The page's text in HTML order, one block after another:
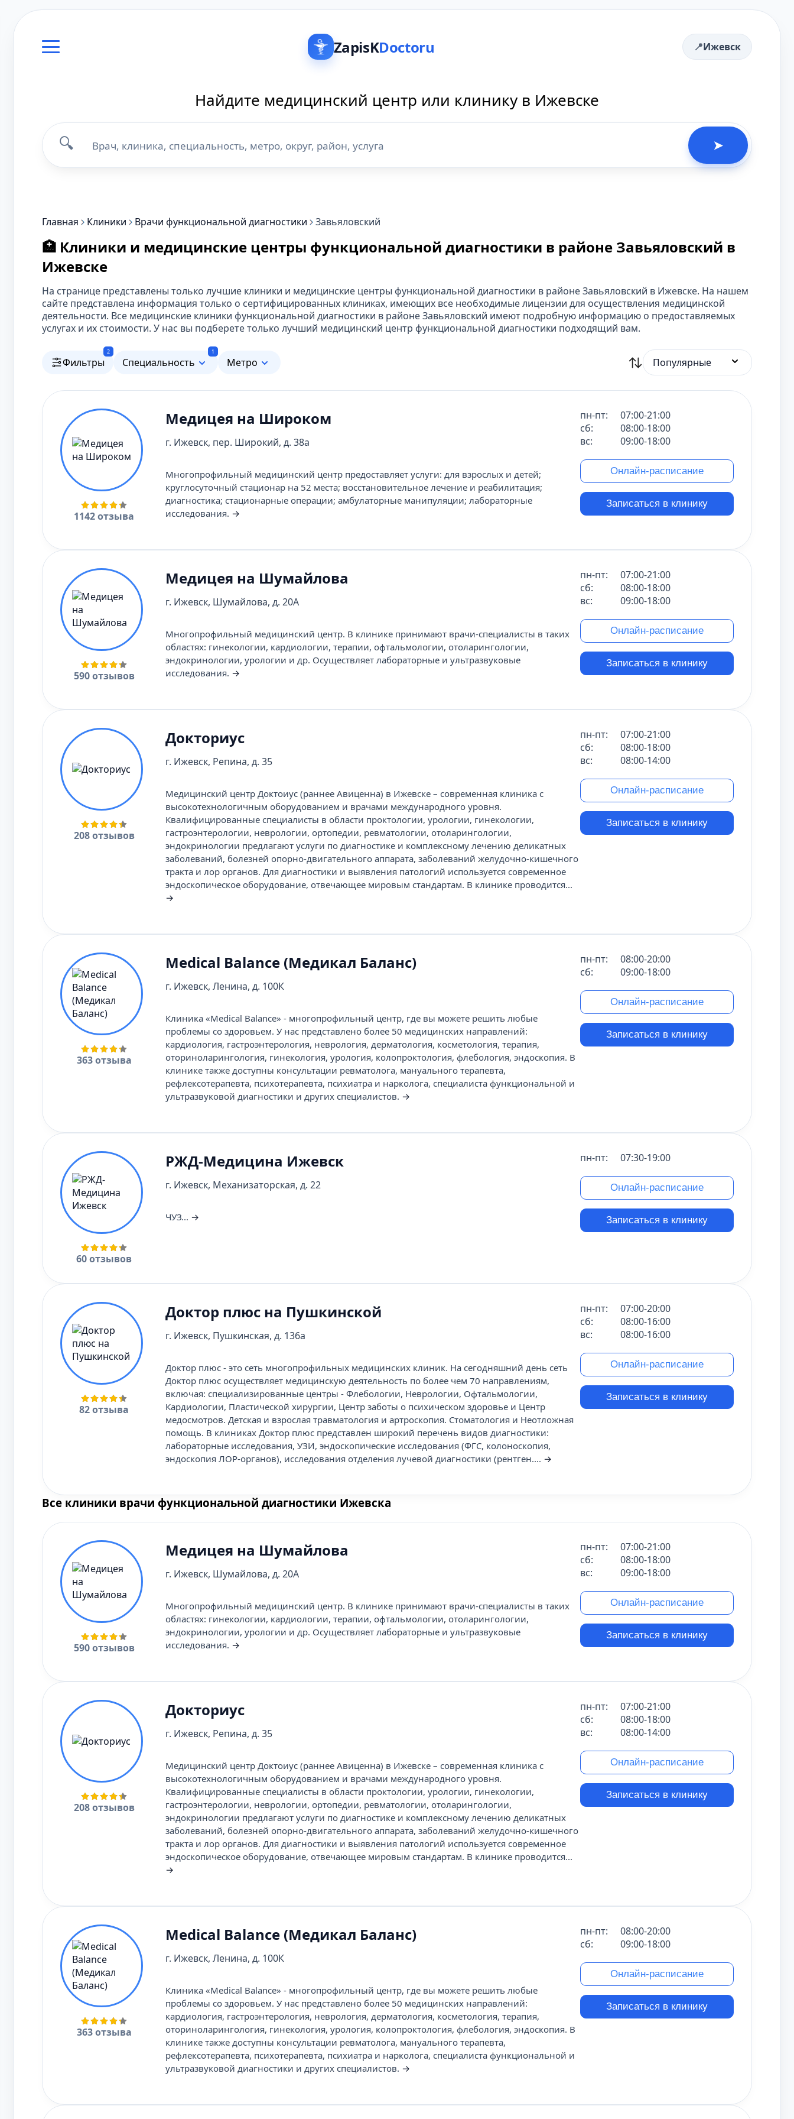
ZapisKDoctoru Ижевск
Найдите медицинский центр или клинику в Ижевске
🔍 ➤
Главная Клиники Врачи функциональной диагностики Завьяловский
🏥 Клиники и медицинские центры функциональной диагностики в районе Завьяловский в
Ижевске
На странице представлены только лучшие клиники и медицинские центры функциональной диагностики в районе Завьяловский в Ижевске. На нашем
сайте представлена информация только о сертифицированных клиниках, имеющих все необходимые лицензии для осуществления медицинской
деятельности. Все медицинские клиники функциональной диагностики в районе Завьяловский имеют подробную информацию о предоставляемых
услугах и их стоимости. У нас вы подберете только лучший медицинский центр функциональной диагностики подходящий вам.
Фильтры
2
Специальность
1
Метро Популярные
1142 отзыва
Медицея на Широком
г. Ижевск, пер. Широкий, д. 38а
Многопрофильный медицинский центр предоставляет услуги: для взрослых и детей;
круглосуточный стационар на 52 места; восстановительное лечение и реабилитация;
диагностика; стационарные операции; амбулаторные манипуляции; лабораторные
исследования. →
пн-пт:
07:00-21:00
сб:
08:00-18:00
вс:
09:00-18:00
Онлайн-расписание
Записаться в клинику
590 отзывов
Медицея на Шумайлова
г. Ижевск, Шумайлова, д. 20А
Многопрофильный медицинский центр. В клинике принимают врачи-специалисты в таких
областях: гинекологии, кардиологии, терапии, офтальмологии, отоларингологии,
эндокринологии, урологии и др. Осуществляет лабораторные и ультразвуковые
исследования. →
пн-пт:
07:00-21:00
сб:
08:00-18:00
вс:
09:00-18:00
Онлайн-расписание
Записаться в клинику
208 отзывов
Докториус
г. Ижевск, Репина, д. 35
Медицинский центр Доктоиус (раннее Авиценна) в Ижевске – современная клиника с
высокотехнологичным оборудованием и врачами международного уровня.
Квалифицированные специалисты в области проктологии, урологии, гинекологии,
гастроэнтерологии, неврологии, ортопедии, ревматологии, отоларингологии,
эндокринологии предлагают услуги по диагностике и комплексному лечению деликатных
заболеваний, болезней опорно-двигательного аппарата, заболеваний желудочно-кишечного
тракта и лор органов. Для диагностики и выявления патологий используется современное
эндоскопическое оборудование, отвечающее мировым стандартам. В клинике проводится...
→
пн-пт:
07:00-21:00
сб:
08:00-18:00
вс:
08:00-14:00
Онлайн-расписание
Записаться в клинику
363 отзыва
Medical Balance (Медикал Баланс)
г. Ижевск, Ленина, д. 100К
Клиника «Medical Balance» - многопрофильный центр, где вы можете решить любые
проблемы со здоровьем. У нас представлено более 50 медицинских направлений:
кардиология, гастроэнтерология, неврология, дерматология, косметология, терапия,
оториноларингология, гинекология, урология, колопроктология, флебология, эндоскопия. В
клинике также доступны консультации ревматолога, мануального терапевта,
рефлексотерапевта, психотерапевта, психиатра и нарколога, специалиста функциональной и
ультразвуковой диагностики и других специалистов. →
пн-пт:
08:00-20:00
сб:
09:00-18:00
Онлайн-расписание
Записаться в клинику
60 отзывов
РЖД-Медицина Ижевск
г. Ижевск, Механизаторская, д. 22
ЧУЗ... →
пн-пт: 07:30-19:00
Онлайн-расписание
Записаться в клинику
82 отзыва
Доктор плюс на Пушкинской
г. Ижевск, Пушкинская, д. 136а
Доктор плюс - это сеть многопрофильных медицинских клиник. На сегодняшний день сеть
Доктор плюс осуществляет медицинскую деятельность по более чем 70 направлениям,
включая: специализированные центры - Флебологии, Неврологии, Офтальмологии,
Кардиологии, Пластической хирургии, Центр заботы о психическом здоровье и Центр
медосмотров. Детская и взрослая травматология и артроскопия. Стоматология и Неотложная
помощь. В клиниках Доктор плюс представлен широкий перечень видов диагностики:
лабораторные исследования, УЗИ, эндоскопические исследования (ФГС, колоноскопия,
эндоскопия ЛОР-органов), исследования отделения лучевой диагностики (рентген.... →
пн-пт:
07:00-20:00
сб:
08:00-16:00
вс:
08:00-16:00
Онлайн-расписание
Записаться в клинику
Все клиники врачи функциональной диагностики Ижевска
590 отзывов
Медицея на Шумайлова
г. Ижевск, Шумайлова, д. 20А
Многопрофильный медицинский центр. В клинике принимают врачи-специалисты в таких
областях: гинекологии, кардиологии, терапии, офтальмологии, отоларингологии,
эндокринологии, урологии и др. Осуществляет лабораторные и ультразвуковые
исследования. →
пн-пт:
07:00-21:00
сб:
08:00-18:00
вс:
09:00-18:00
Онлайн-расписание
Записаться в клинику
208 отзывов
Докториус
г. Ижевск, Репина, д. 35
Медицинский центр Доктоиус (раннее Авиценна) в Ижевске – современная клиника с
высокотехнологичным оборудованием и врачами международного уровня.
Квалифицированные специалисты в области проктологии, урологии, гинекологии,
гастроэнтерологии, неврологии, ортопедии, ревматологии, отоларингологии,
эндокринологии предлагают услуги по диагностике и комплексному лечению деликатных
заболеваний, болезней опорно-двигательного аппарата, заболеваний желудочно-кишечного
тракта и лор органов. Для диагностики и выявления патологий используется современное
эндоскопическое оборудование, отвечающее мировым стандартам. В клинике проводится...
→
пн-пт:
07:00-21:00
сб:
08:00-18:00
вс:
08:00-14:00
Онлайн-расписание
Записаться в клинику
363 отзыва
Medical Balance (Медикал Баланс)
г. Ижевск, Ленина, д. 100К
Клиника «Medical Balance» - многопрофильный центр, где вы можете решить любые
проблемы со здоровьем. У нас представлено более 50 медицинских направлений:
кардиология, гастроэнтерология, неврология, дерматология, косметология, терапия,
оториноларингология, гинекология, урология, колопроктология, флебология, эндоскопия. В
клинике также доступны консультации ревматолога, мануального терапевта,
рефлексотерапевта, психотерапевта, психиатра и нарколога, специалиста функциональной и
ультразвуковой диагностики и других специалистов. →
пн-пт:
08:00-20:00
сб:
09:00-18:00
Онлайн-расписание
Записаться в клинику